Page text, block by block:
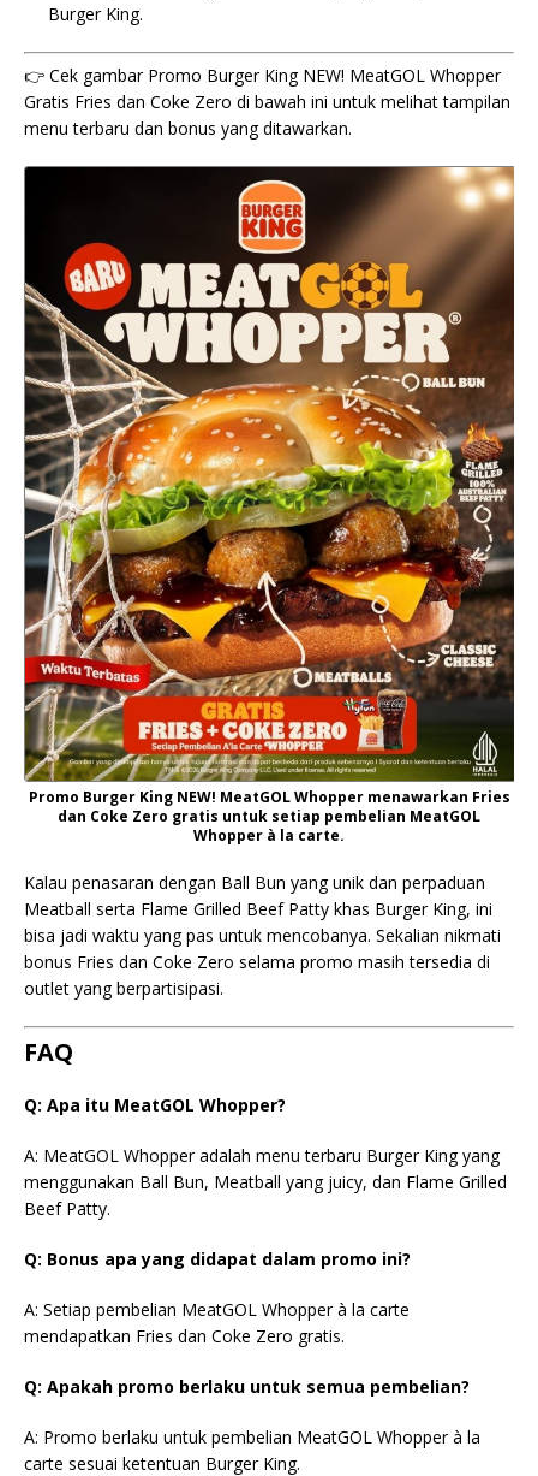
Burger King.
👉 Cek gambar Promo Burger King NEW! MeatGOL Whopper
Gratis Fries dan Coke Zero di bawah ini untuk melihat tampilan
menu terbaru dan bonus yang ditawarkan.
Promo Burger King NEW! MeatGOL Whopper menawarkan Fries
dan Coke Zero gratis untuk setiap pembelian MeatGOL
Whopper à la carte.
Kalau penasaran dengan Ball Bun yang unik dan perpaduan
Meatball serta Flame Grilled Beef Patty khas Burger King, ini
bisa jadi waktu yang pas untuk mencobanya. Sekalian nikmati
bonus Fries dan Coke Zero selama promo masih tersedia di
outlet yang berpartisipasi.
FAQ
Q: Apa itu MeatGOL Whopper?
A: MeatGOL Whopper adalah menu terbaru Burger King yang
menggunakan Ball Bun, Meatball yang juicy, dan Flame Grilled
Beef Patty.
Q: Bonus apa yang didapat dalam promo ini?
A: Setiap pembelian MeatGOL Whopper à la carte
mendapatkan Fries dan Coke Zero gratis.
Q: Apakah promo berlaku untuk semua pembelian?
A: Promo berlaku untuk pembelian MeatGOL Whopper à la
carte sesuai ketentuan Burger King.